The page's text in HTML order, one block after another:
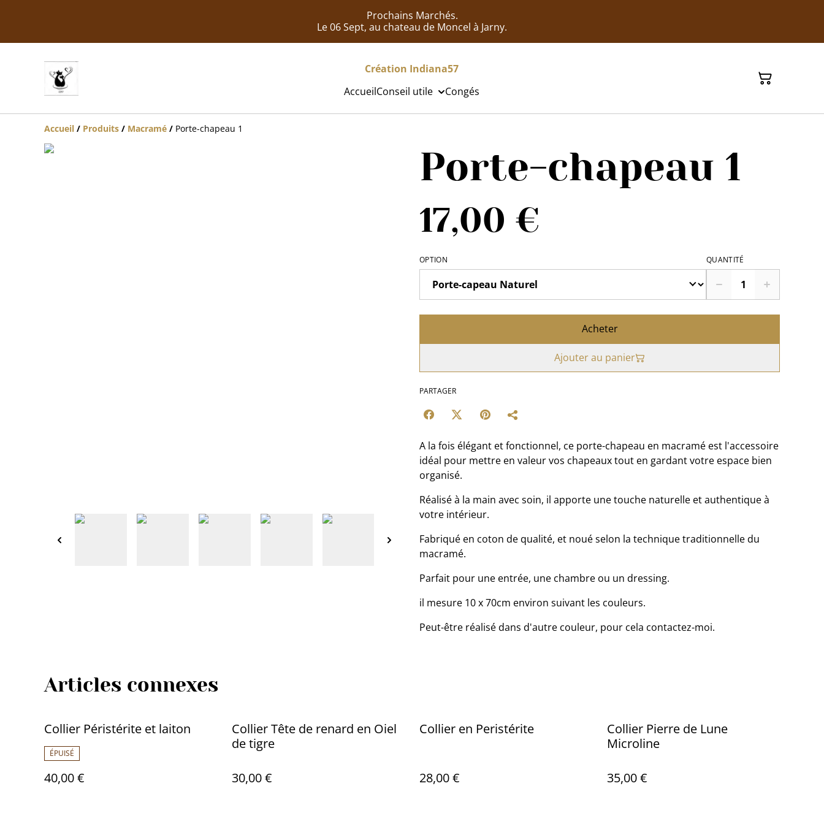
Prochains Marchés.
Le 06 Sept, au chateau de Moncel à Jarny.
Création Indiana57
AccueilConseil utile Congés
Accueil / Produits / Macramé / Porte-chapeau 1
Porte-chapeau 1
17,00 €
OPTION QUANTITÉ
Acheter
Ajouter au panier
PARTAGER
A la fois élégant et fonctionnel, ce porte-chapeau en macramé est l'accessoire
idéal pour mettre en valeur vos chapeaux tout en gardant votre espace bien
organisé.
Réalisé à la main avec soin, il apporte une touche naturelle et authentique à
votre intérieur.
Fabriqué en coton de qualité, et noué selon la technique traditionnelle du
macramé.
Parfait pour une entrée, une chambre ou un dressing.
il mesure 10 x 70cm environ suivant les couleurs.
Peut-être réalisé dans d'autre couleur, pour cela contactez-moi.
Articles connexes
Collier Péristérite et laiton
ÉPUISÉ
40,00 €
Collier Tête de renard en Oiel
de tigre
30,00 €
Collier en Peristérite
28,00 €
Collier Pierre de Lune
Microline
35,00 €